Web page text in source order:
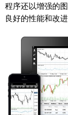
程序还以增强的
良好的性能和改进